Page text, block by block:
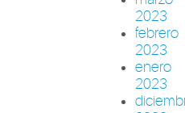
2023
febrero
2023
enero
2023